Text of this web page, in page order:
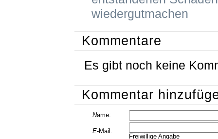
wiedergutmachen
Kommentare
Es gibt noch keine
Kommentar
Name:
E-Mail:
Freiwillige Angabe